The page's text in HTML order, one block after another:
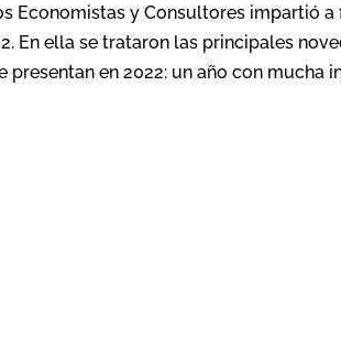
Economistas y Consultores impartió
En ella se trataron las principales
presentan en 2022: un año con mucha